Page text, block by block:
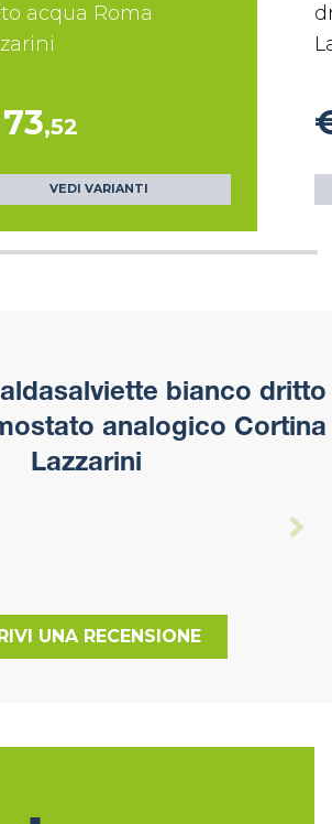
acqua Roma
,52
VEDI VARIANTI
bianco dritto
analogico Cortina
Lazzarini
UNA RECENSIONE